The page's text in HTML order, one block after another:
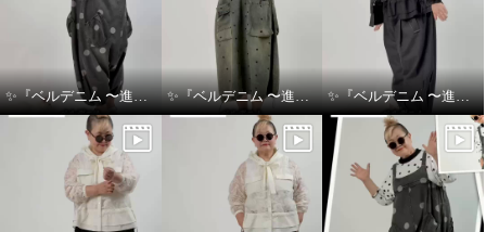
✨『ベルデニム 〜進化を感じるデニムスタイル〜』✨ ✨『ベルデニム 〜進化を感じるデニムスタイル〜』✨ ✨『ベルデニム 〜進化を感じるデニムスタイル〜』✨